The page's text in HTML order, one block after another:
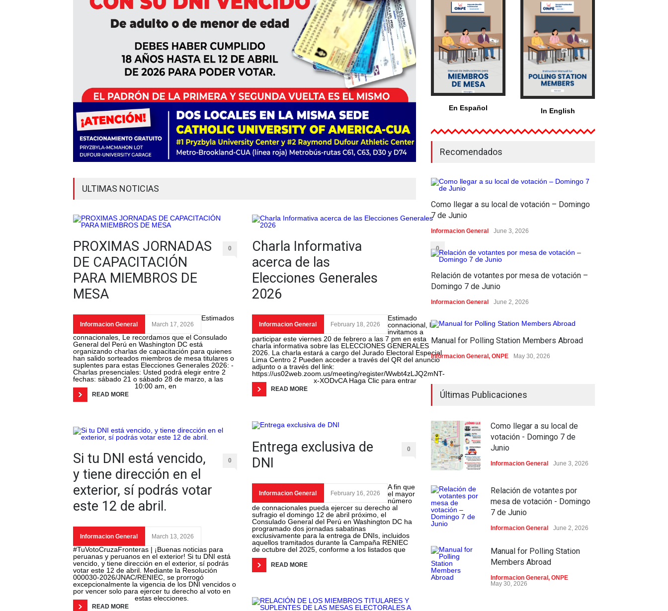
ULTIMAS NOTICIAS
PROXIMAS JORNADAS
DE CAPACITACIÓN
PARA MIEMBROS DE
MESA
0
Informacion General March 17, 2026
Estimados
connacionales, Le recordamos que el Consulado
General del Perú en Washington DC está
organizando charlas de capacitación para quienes
han salido sorteados miembros de mesa titulares o
suplentes para estas Elecciones Generales 2026: -
Charlas presenciales: Usted podrá elegir entre 2
fechas: sábado 21 o sábado 28 de marzo, a las
10:00 am, en
READ MORE
Si tu DNI está vencido,
y tiene dirección en el
exterior, sí podrás votar
este 12 de abril.
0
Informacion General March 13, 2026
#TuVotoCruzaFronteras | ¡Buenas noticias para
peruanas y peruanos en el exterior! Si tu DNI está
vencido, y tiene dirección en el exterior, sí podrás
votar este 12 de abril. Mediante la Resolución
000030-2026/JNAC/RENIEC, se prorrogó
excepcionalmente la vigencia de los DNI vencidos o
por vencer solo para ejercer tu derecho al voto en
estas elecciones.
READ MORE
Charla Informativa
acerca de las
Elecciones Generales
2026
0
Informacion General February 18, 2026
Estimado
connacional, lo
invitamos a
participar este viernes 20 de febrero a las 7 pm en esta
charla informativa sobre las ELECCIONES GENERALES
2026. La charla estará a cargo del Jurado Electoral Especial
Lima Centro 2 Pueden acceder a través del QR del anuncio
adjunto o a través del link:
https://us02web.zoom.us/meeting/register/Wwbt4zLJQ2mNT-
x-XODvCA Haga Clic para entrar
READ MORE
Entrega exclusiva de
DNI
0
Informacion General February 16, 2026
A fin que
el mayor
número
de connacionales pueda ejercer su derecho al
sufragio el domingo 12 de abril próximo, el
Consulado General del Perú en Washington DC ha
programado dos jornadas sabatinas
exclusivamente para la entrega de DNIs, incluidos
aquellos tramitados durante la Campaña RENIEC
de octubre del 2025, conforme a los listados que
READ MORE
En Español In English
Recomendados
Como llegar a su local de votación – Domingo
7 de Junio
Informacion General June 3, 2026
Relación de votantes por mesa de votación –
Domingo 7 de Junio
Informacion General June 2, 2026
Manual for Polling Station Members Abroad
Informacion General, ONPE May 30, 2026
Últimas Publicaciones
Como llegar a su local de
votación - Domingo 7 de
Junio
Informacion General June 3, 2026
Relación de votantes por
mesa de votación - Domingo
7 de Junio
Informacion General June 2, 2026
Manual for Polling Station
Members Abroad
Informacion General, ONPE
May 30, 2026